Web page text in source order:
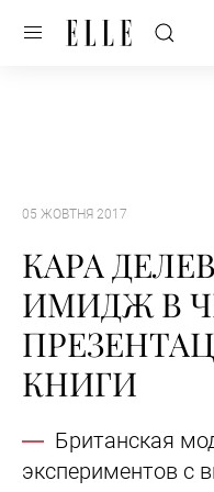
05 ЖОВТНЯ 2017
КАРА
ИМИДЖ В
КНИГИ
Британская
экспериментов с